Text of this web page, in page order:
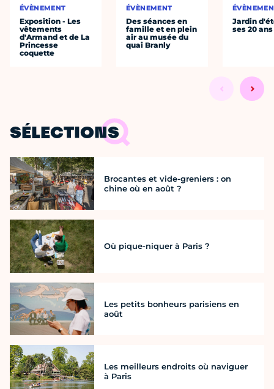
ÉVÈNEMENT
Exposition - Les
vêtements
d'Armand et de La
Princesse
coquette
ÉVÈNEMENT
Des séances en
famille et en plein
air au musée du
quai Branly
Jardin
ses 20 ans
SÉLECTIONS
Brocantes et vide-greniers : on
chine où en août ?
Où pique-niquer à Paris ?
Les petits bonheurs parisiens en
août
Les meilleurs endroits où naviguer
à Paris